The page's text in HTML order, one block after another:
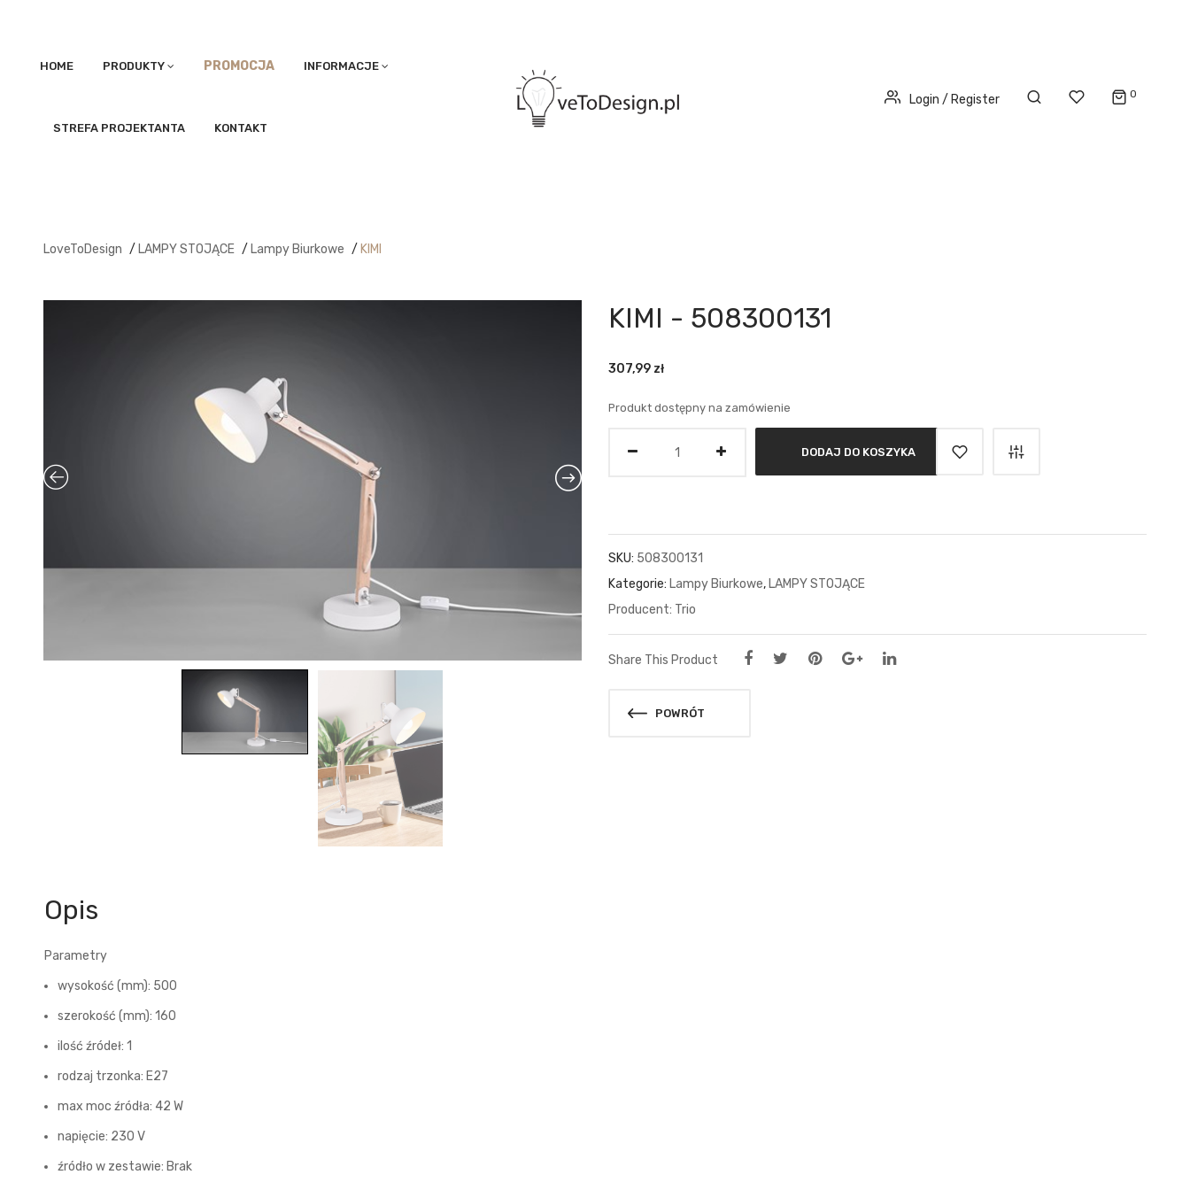
HOME PRODUKTY PROMOCJA INFORMACJE
STREFA PROJEKTANTA KONTAKT
Login / Register 0
LoveToDesign / LAMPY STOJĄCE / Lampy Biurkowe / KIMI
KIMI - 508300131
307,99 zł
Produkt dostępny na zamówienie
DODAJ DO KOSZYKA
SKU: 508300131
Kategorie: Lampy Biurkowe, LAMPY STOJĄCE
Trio
Share This Product
POWRÓT
Opis
Parametry
wysokość (mm): 500
szerokość (mm): 160
ilość źródeł: 1
rodzaj trzonka: E27
max moc źródła: 42 W
napięcie: 230 V
źródło w zestawie: Brak